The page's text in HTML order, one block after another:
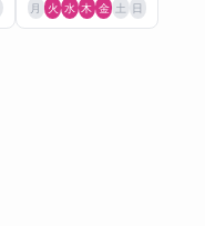
月 火 水 木 金 土 日